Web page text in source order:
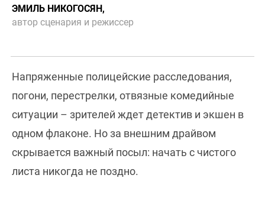
ЭМИЛЬ НИКОГОСЯН,
автор сценария и режиссер
Напряженные полицейские расследования,
погони, перестрелки, отвязные комедийные
ситуации – зрителей ждет детектив и экшен в
одном флаконе. Но за внешним драйвом
скрывается важный посыл: начать с чистого
листа никогда не поздно.